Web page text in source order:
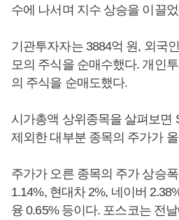
수에 나서며 지수 상승을 이끌
기관투자자는 3884억 원, 외국
모의 주식을 순매수했다. 개인
의 주식을 순매도했다.
시가총액 상위종목을 살펴보면
제외한 대부분 종목의 주가가
주가가 오른 종목의 주가 상승
1.14%, 현대차 2%, 네이버
융 0.65% 등이다. 포스코는 전